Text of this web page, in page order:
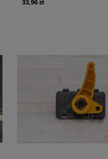
33,96 zł